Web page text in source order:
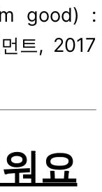
good) :
트, 2017
요